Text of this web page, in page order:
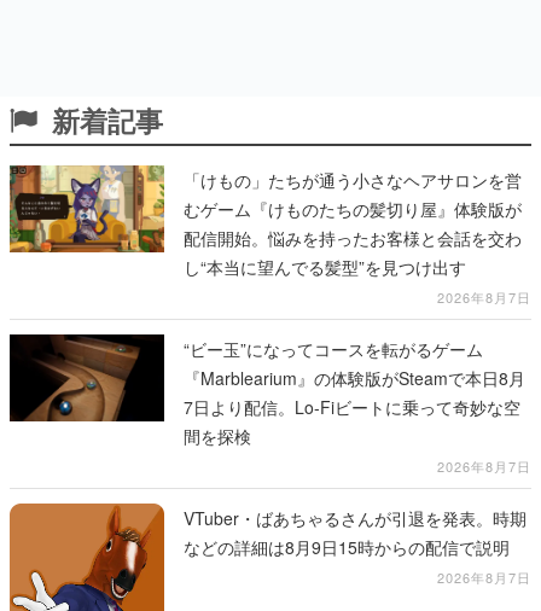
新着記事
「けもの」たちが通う小さなヘアサロンを営
むゲーム『けものたちの髪切り屋』体験版が
配信開始。悩みを持ったお客様と会話を交わ
し“本当に望んでる髪型”を見つけ出す
2026年8月7日
“ビー玉”になってコースを転がるゲーム
『Marblearium』の体験版がSteamで本日8月
7日より配信。Lo-Fiビートに乗って奇妙な空
間を探検
2026年8月7日
VTuber・ばあちゃるさんが引退を発表。時期
などの詳細は8月9日15時からの配信で説明
2026年8月7日